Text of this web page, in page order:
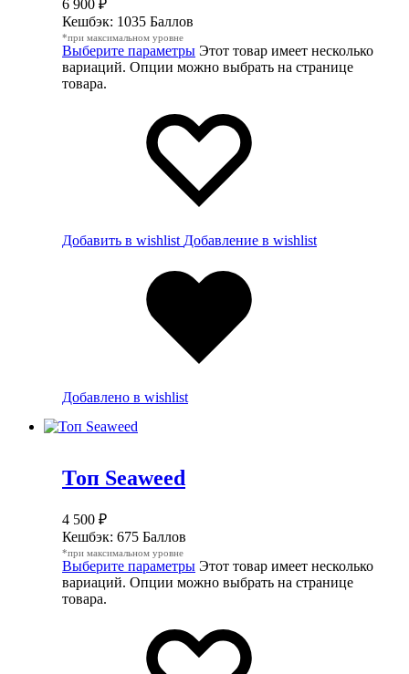
6 900 ₽
Кешбэк: 1035 Баллов
*при максимальном уровне
Выберите параметры Этот товар имеет несколько
вариаций. Опции можно выбрать на странице
товара.
Добавить в wishlist Добавление в wishlist
Добавлено в wishlist
Топ Seaweed
4 500 ₽
Кешбэк: 675 Баллов
*при максимальном уровне
Выберите параметры Этот товар имеет несколько
вариаций. Опции можно выбрать на странице
товара.